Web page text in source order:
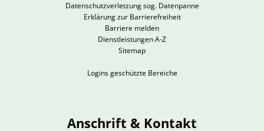
Datenschutzverletzung sog. Datenpanne
Erklärung zur Barrierefreiheit
Barriere melden
Dienstleistungen A-Z
Sitemap
Logins geschützte Bereiche
Anschrift & Kontakt